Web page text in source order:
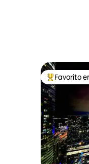
De los
Favorito